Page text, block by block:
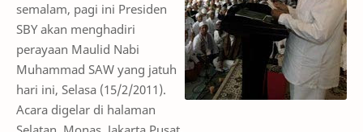
semalam, pagi ini Presiden
SBY akan menghadiri
perayaan Maulid Nabi
Muhammad SAW yang jatuh
hari ini, Selasa (15/2/2011).
Acara digelar di halaman